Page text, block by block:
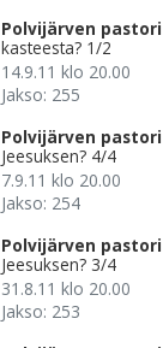
Polvijärven pastori
kasteesta? 1/2
14.9.11 klo 20.00
Jakso: 255
Polvijärven pastori
Jeesuksen? 4/4
7.9.11 klo 20.00
Jakso: 254
Polvijärven pastori
Jeesuksen? 3/4
31.8.11 klo 20.00
Jakso: 253